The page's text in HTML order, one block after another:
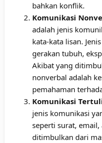
bahkan konflik.
Komunikasi
adalah jenis
kata-kata lisan.
gerakan tubuh,
Akibat yang
nonverbal adalah
pemahaman
Komunikasi
jenis komunikasi
seperti surat, email,
ditimbulkan dari